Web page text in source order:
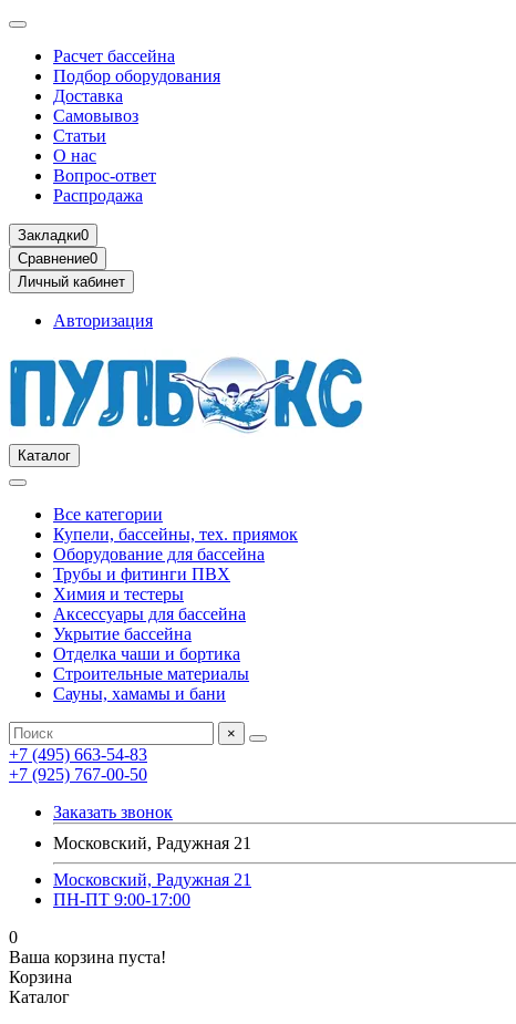
Расчет бассейна
Подбор оборудования
Доставка
Самовывоз
Статьи
О нас
Вопрос-ответ
Распродажа
Закладки0
Сравнение0
Личный кабинет
Авторизация
Каталог
Все категории
Купели, бассейны, тех. приямок
Оборудование для бассейна
Трубы и фитинги ПВХ
Химия и тестеры
Аксессуары для бассейна
Укрытие бассейна
Отделка чаши и бортика
Строительные материалы
Сауны, хамамы и бани
×
+7 (495) 663-54-83
+7 (925) 767-00-50
Заказать звонок
Московский, Радужная 21
Московский, Радужная 21
ПН-ПТ 9:00-17:00
0
Ваша корзина пуста!
Корзина
Каталог